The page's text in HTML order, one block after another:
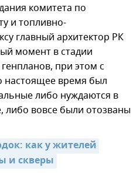
комитета по
и топливно-
главный архитектор РК
момент в стадии
при этом с
настоящее время был
либо нуждаются в
либо вовсе были отозваны
как у жителей
и скверы